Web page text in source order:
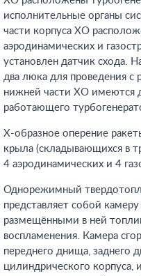
исполнительные органы
части корпуса ХО
аэродинамических и
установлен датчик схода.
два люка для проведения с
нижней части ХО имеются
работающего
Х-образное оперение
крыла (складывающихся в
4 аэродинамических и 4
Однорежимный
представляет собой
размещёнными в ней
воспламенения. Камера
переднего днища,
цилиндрического корпуса,